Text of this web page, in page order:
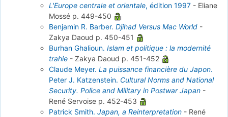
L'Europe centrale et orientale, édition 1997 - Eliane
Mossé p. 449-450
Benjamin R. Barber. Djihad Versus Mac World -
Zakya Daoud p. 450-451
Burhan Ghalioun. Islam et politique : la modernité
trahie - Zakya Daoud p. 451-452
Claude Meyer. La puissance financière du Japon.
Peter J. Katzenstein. Cultural Norms and National
Security. Police and Military in Postwar Japan -
René Servoise p. 452-453
Patrick Smith. Japan, a Reinterpretation - René